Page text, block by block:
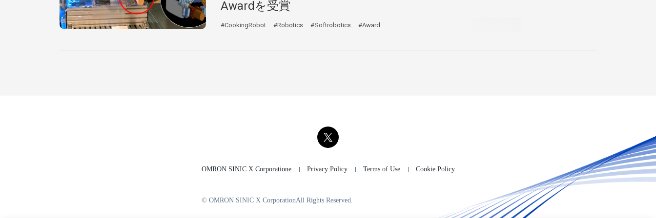
Awardを受賞
#CookingRobot #Robotics #Softrobotics #Award
OMRON SINIC X Corporatione Privacy Policy Terms of Use Cookie Policy
© OMRON SINIC X CorporationAll Rights Reserved.